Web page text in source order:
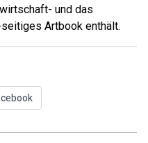
und das
Artbook enthält.